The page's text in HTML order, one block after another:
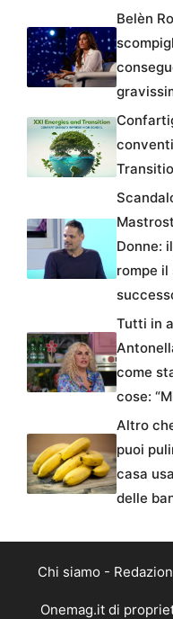
Belèn
Donne:
rompe il
Tutti in
come
cose:
Altro
puoi
casa
delle
Chi siamo -
Onemag.it di